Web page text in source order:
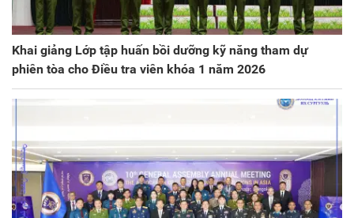
Khai giảng Lớp tập huấn bồi dưỡng kỹ năng tham dự
phiên tòa cho Điều tra viên khóa 1 năm 2026